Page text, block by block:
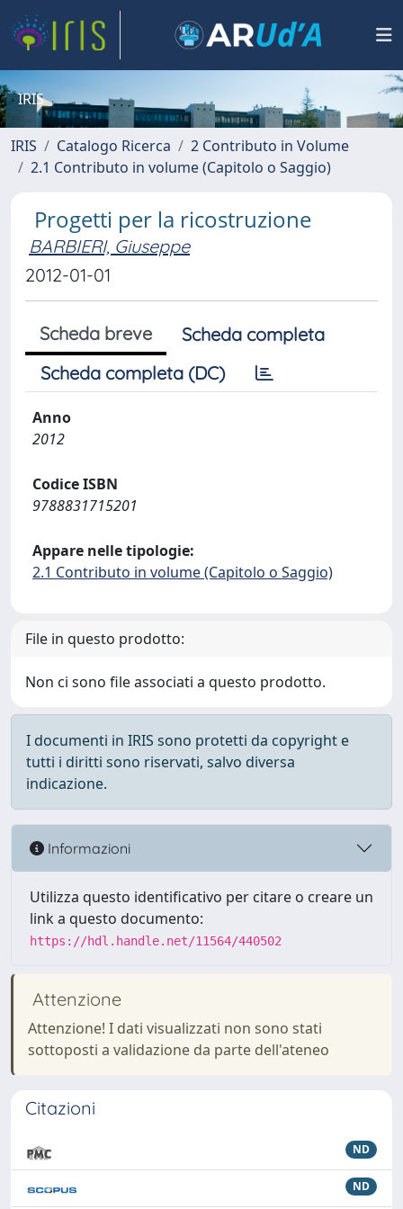
IRIS
IRIS Catalogo Ricerca
2 Contributo in Volume
2.1 Contributo in volume (Capitolo o Saggio)
Progetti per la ricostruzione
BARBIERI, Giuseppe
2012-01-01
Scheda breve
Scheda completa
Scheda completa (DC)
Anno
2012
Codice ISBN
9788831715201
Appare nelle tipologie:
2.1 Contributo in volume (Capitolo o Saggio)
File in questo prodotto:
Non ci sono file associati a questo prodotto.
I documenti in IRIS sono protetti da copyright e
tutti i diritti sono riservati, salvo diversa
indicazione.
Informazioni
Utilizza questo identificativo per citare o creare un
link a questo documento:
https://hdl.handle.net/11564/440502
Attenzione
Attenzione! I dati visualizzati non sono stati
sottoposti a validazione da parte dell'ateneo
Citazioni
ND
ND